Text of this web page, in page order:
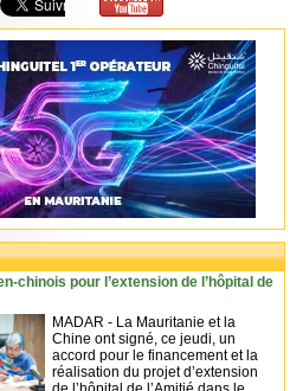
chinois pour l’extension de l’hôpital de
MADAR - La Mauritanie et la
Chine ont signé, ce jeudi, un
accord pour le financement et la
réalisation du projet d’extension